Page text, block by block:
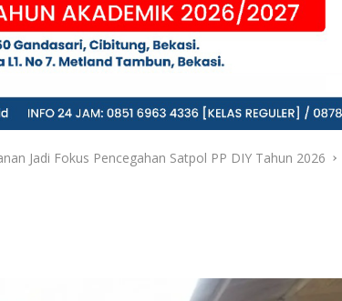
Jadi Fokus Pencegahan Satpol PP DIY Tahun 2026